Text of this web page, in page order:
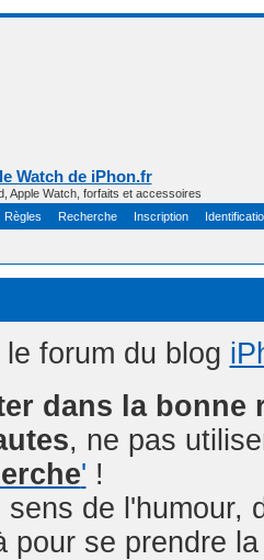
Watch de iPhon.fr
Apple Watch, forfaits et accessoires
Règles Recherche Inscription
forum du blog
dans la bonne
, ne pas
' !
de l'humour,
pour se prendre